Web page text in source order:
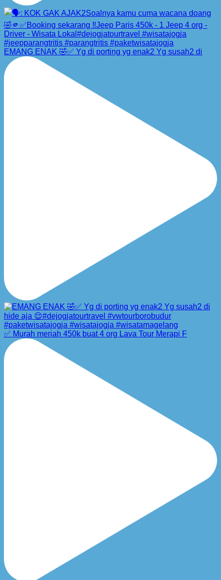
EMANG ENAK 🤣✅ Yg di porting yg enak2 Yg susah2 di
✅ Murah meriah 450k buat 4 org Lava Tour Merapi F